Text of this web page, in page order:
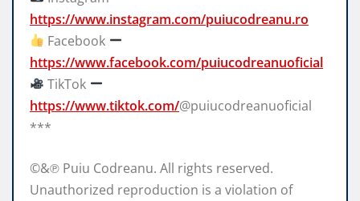
https://www.instagram.com/puiucodreanu.ro
Facebook
https://www.facebook.com/puiucodreanuoficial
TikTok
https://www.tiktok.com/@puiucodreanuoficial
***
©&℗ Puiu Codreanu. All rights reserved.
Unauthorized reproduction is a violation of